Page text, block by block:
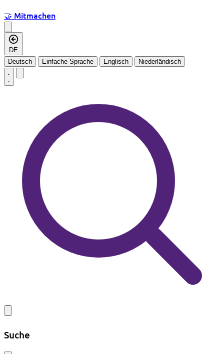
🤝 Mitmachen
DE
Deutsch
Einfache Sprache Englisch Niederländisch
Suche